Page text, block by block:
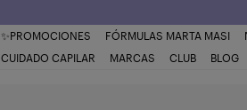
✨PROMOCIONES FÓRMULAS MARTA MASI
CUIDADO CAPILAR
MARCAS CLUB BLOG